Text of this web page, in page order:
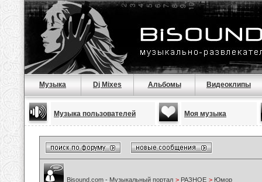
Музыка Dj Mixes Альбомы Видеоклипы
Музыка пользователей Моя музыка
Bisound.com - Музыкальный портал > РАЗНОЕ > Юмор